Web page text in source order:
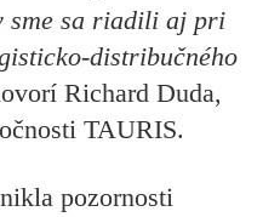
sme sa riadili aj pri
distribučného
Richard Duda,
TAURIS.
pozornosti